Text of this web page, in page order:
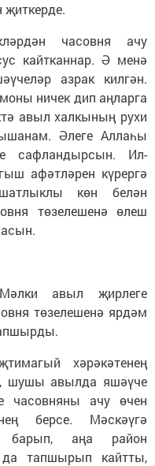
җиткерде.
часовня ачу
кайтканнар. Ә менә
азрак килгән.
ничек дип аңларга
авыл халкының рухи
Әлеге Аллаһы
сафландырсын. Ил-
афәтләрен күрергә
көн белән
төзелешенә өлеш
авыл җирлеге
төзелешенә ярдәм
хәрәкәтенең
шушы авылда яшәүче
часовняны ачу өчен
берсе. Мәскәүгә
барып, аңа район
тапшырып кайтты,